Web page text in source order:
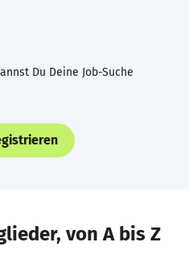
Du Deine Job-Suche
von A bis Z